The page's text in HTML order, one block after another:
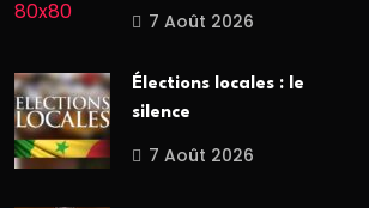
7 Août 2026
Élections locales : le
silence
7 Août 2026